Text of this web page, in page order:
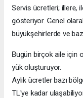
Servis ücretleri; illere,
gösteriyor. Genel
büyükşehirlerde ve
Bugün birçok aile için
yük oluşturuyor.
Aylık ücretler bazı
TL'ye kadar